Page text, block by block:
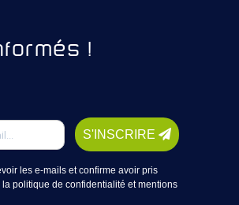
!
S'INSCRIRE
les e-mails et confirme avoir pris
politique de confidentialité et mentions